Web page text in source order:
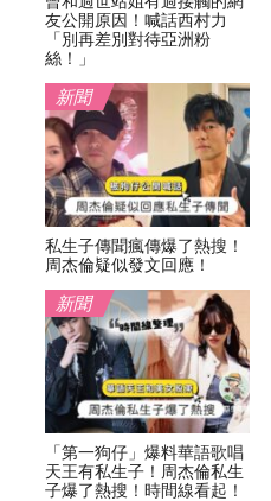
友公開原因！喊話西村力
「別再差別對待亞洲粉
絲！」
新聞
私生子傳聞瘋傳爆了熱搜！
周杰倫疑似發文回應！
新聞
「第一狗仔」爆料華語歌唱
天王有私生子！周杰倫私生
子爆了熱搜！時間線看起！